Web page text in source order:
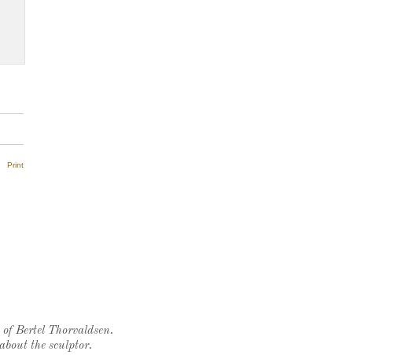
Print
Bertel Thorvaldsen.
the sculptor.